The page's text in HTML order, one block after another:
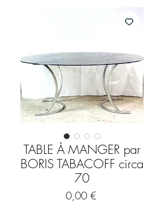
TABLE À MANGER par
BORIS TABACOFF circa
70
0,00 €Prix